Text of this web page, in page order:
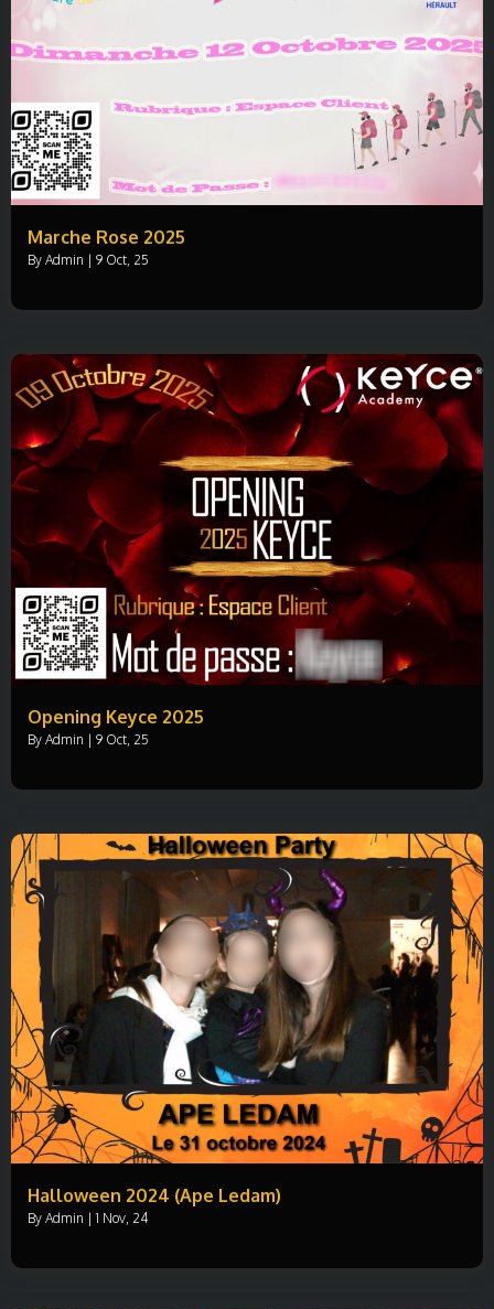
Marche Rose 2025
By Admin | 9 Oct, 25
Opening Keyce 2025
By Admin | 9 Oct, 25
Halloween 2024 (Ape Ledam)
By Admin | 1 Nov, 24